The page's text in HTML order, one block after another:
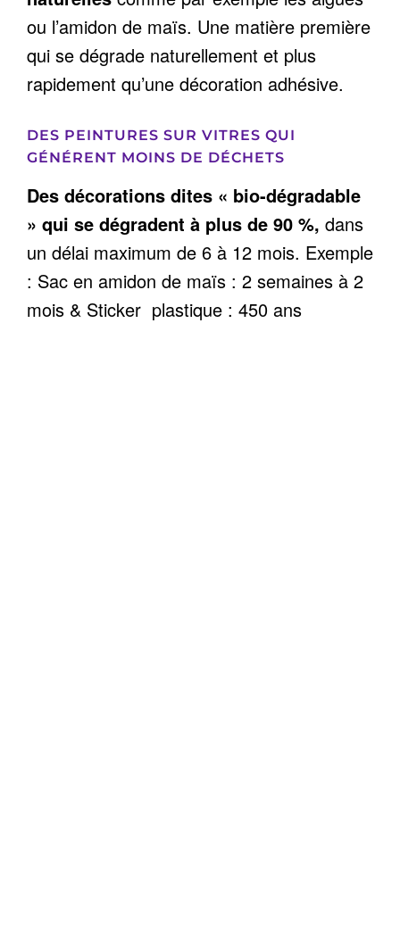
ou l’amidon de maïs. Une matière première
qui se dégrade naturellement et plus
rapidement qu’une décoration adhésive.
DES PEINTURES SUR VITRES QUI
GÉNÉRENT MOINS DE DÉCHETS
Des décorations dites « bio-dégradable
» qui se dégradent à plus de 90 %, dans
un délai maximum de 6 à 12 mois. Exemple
: Sac en amidon de maïs : 2 semaines à 2
mois & Sticker plastique : 450 ans